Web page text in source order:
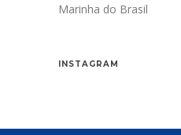
Marinha do Brasil
INSTAGRAM